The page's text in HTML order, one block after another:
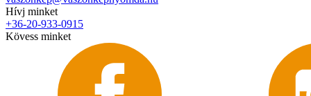
Hívj minket
+36-20-933-0915
Kövess minket